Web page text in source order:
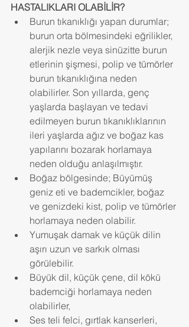
HASTALIKLARI OLABİLİR?
Burun tıkanıklığı yapan durumlar;
burun orta bölmesindeki eğrilikler,
alerjik nezle veya sinüzitte burun
etlerinin şişmesi, polip ve tümörler
burun tıkanıklığına neden
olabilirler. Son yıllarda, genç
yaşlarda başlayan ve tedavi
edilmeyen burun tıkanıklıklarının
ileri yaşlarda ağız ve boğaz kas
yapılarını bozarak horlamaya
neden olduğu anlaşılmıştır.
Boğaz bölgesinde; Büyümüş
geniz eti ve bademcikler, boğaz
ve genizdeki kist, polip ve tümörler
horlamaya neden olabilir.
Yumuşak damak ve küçük dilin
aşırı uzun ve sarkık olması
görülebilir.
Büyük dil, küçük çene, dil kökü
bademciği horlamaya neden
olabilirler,
Ses teli felci, gırtlak kanserleri,